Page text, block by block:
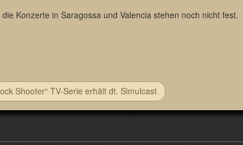
Konzerte in Saragossa und Valencia stehen noch nicht fest.
Shooter“ TV-Serie erhält dt. Simulcast